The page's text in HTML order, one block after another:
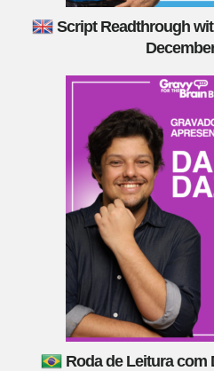
Script Readthrough
Roda de Leitura com